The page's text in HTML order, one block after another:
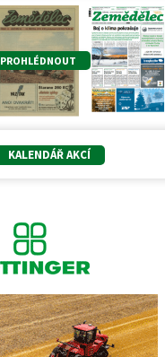
PROHLÉDNOUT
KALENDÁŘ AKCÍ